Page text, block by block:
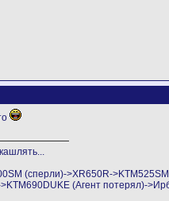
(сперли)->XR650R-
>KTM690DUKE (Агент потерял)-